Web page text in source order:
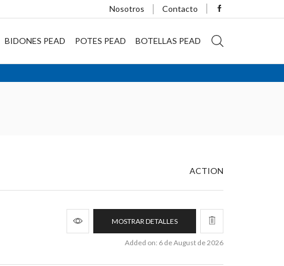
Nosotros Contacto
BIDONES PEAD POTES PEAD BOTELLAS PEAD
ACTION
MOSTRAR DETALLES
Added on: 6 de August de 2026